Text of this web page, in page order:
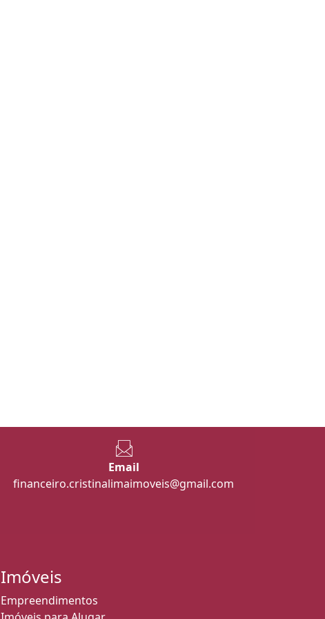
Email
financeiro.cristinalimaimoveis@gmail.com
Imóveis
Empreendimentos